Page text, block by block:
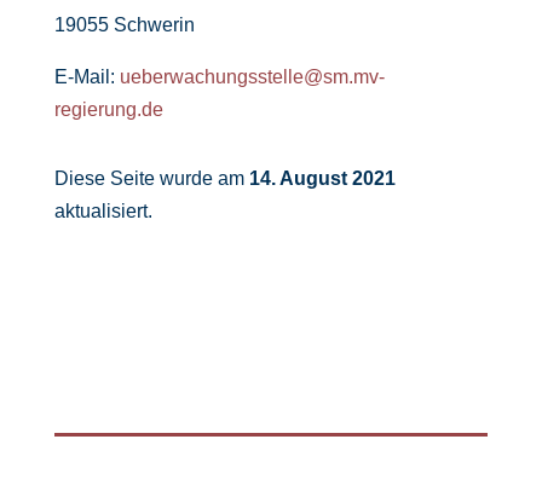
19055 Schwerin
E-Mail: ueberwachungsstelle@sm.mv-
regierung.de
Diese Seite wurde am 14. August 2021
aktualisiert.